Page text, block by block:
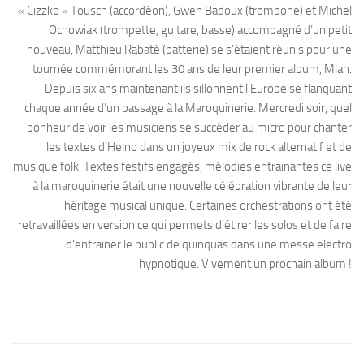
« Cizzko » Tousch (accordéon), Gwen Badoux (trombone) et Michel
Ochowiak (trompette, guitare, basse) accompagné d’un petit
nouveau, Matthieu Rabaté (batterie) se s’étaient réunis pour une
tournée commémorant les 30 ans de leur premier album, Mlah.
Depuis six ans maintenant ils sillonnent l’Europe se flanquant
chaque année d’un passage à la Maroquinerie. Mercredi soir, quel
bonheur de voir les musiciens se succéder au micro pour chanter
les textes d’Helno dans un joyeux mix de rock alternatif et de
musique folk. Textes festifs engagés, mélodies entrainantes ce live
à la maroquinerie était une nouvelle célébration vibrante de leur
héritage musical unique. Certaines orchestrations ont été
retravaillées en version ce qui permets d’étirer les solos et de faire
d’entrainer le public de quinquas dans une messe electro
hypnotique. Vivement un prochain album !